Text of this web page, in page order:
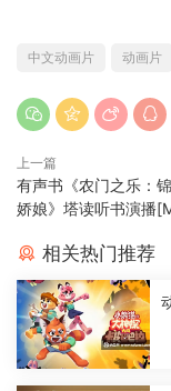
中文动画片 动画片
上一篇
有声书《农门之乐：
娇娘》塔读听书演播
相关热门推荐